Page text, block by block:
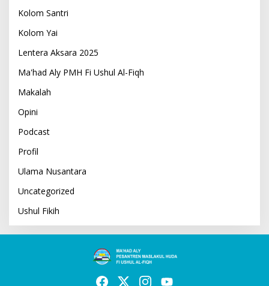
Kolom Santri
Kolom Yai
Lentera Aksara 2025
Ma'had Aly PMH Fi Ushul Al-Fiqh
Makalah
Opini
Podcast
Profil
Ulama Nusantara
Uncategorized
Ushul Fikih